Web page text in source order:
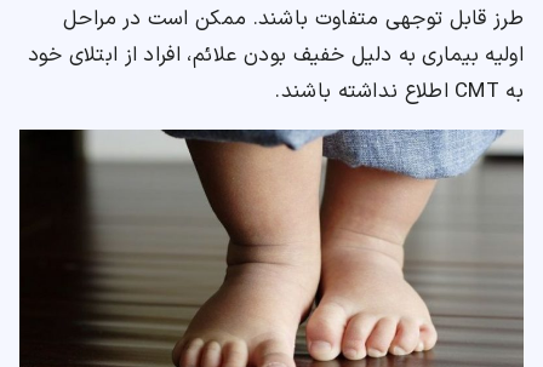
طرز قابل توجهی متفاوت باشند. ممکن است در مراحل
اولیه بیماری به دلیل خفیف بودن علائم، افراد از ابتلای خود
به CMT اطلاع نداشته باشند.